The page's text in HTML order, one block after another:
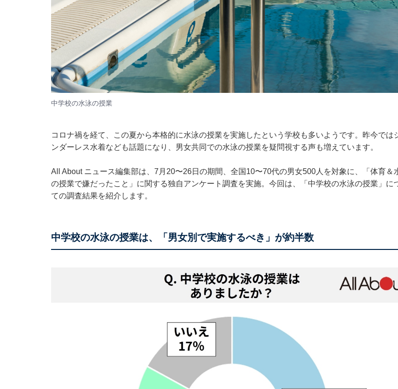
中学校の水泳の授業
コロナ禍を経て、この夏から本格的に水泳の授業を実施したという学校も多いようです。昨今では
ンダーレス水着なども話題になり、男女共同での水泳の授業を疑問視する声も増えています。
All About ニュース編集部は、7月20〜26日の期間、全国10〜70代の男女500人を対象に、「体育＆
の授業で嫌だったこと」に関する独自アンケート調査を実施。今回は、「中学校の水泳の授業」に
ての調査結果を紹介します。
中学校の水泳の授業は、「男女別で実施するべき」が約半数